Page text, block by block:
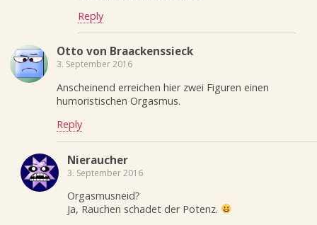
Reply
Otto von Braackenssieck
3. September 2016
Anscheinend erreichen hier zwei Figuren einen
humoristischen Orgasmus.
Reply
Nieraucher
3. September 2016
Orgasmusneid?
Ja, Rauchen schadet der Potenz.